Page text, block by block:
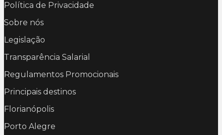
Política de Privacidade
Sobre nós
Legislação
Transparência Salarial
Regulamentos Promocionais
Principais destinos
Florianópolis
Porto Alegre